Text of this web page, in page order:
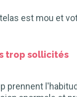
est mou et
trop sollicités
prennent